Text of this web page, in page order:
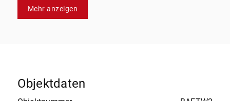
Mehr anzeigen
Objektdaten